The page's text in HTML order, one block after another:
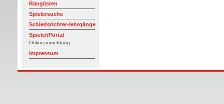
Ranglisten
Spielersuche
Schiedsrichter-lehrgänge
Spieler/Portal
Onlineanmeldung
Impressum